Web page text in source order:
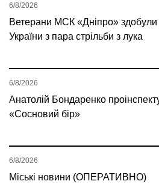
Ветерани МСК «Дніпро» здобули
України з пара стрільби з лука
6/8/2026
Анатолій Бондаренко
«Сосновий бір»
6/8/2026
Міські новини (ОПЕРАТИВНО)
6/8/2026